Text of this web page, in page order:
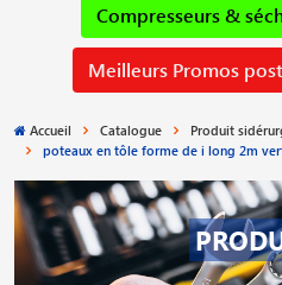
Compresseurs &
Meilleurs Promos
Accueil Catalogue
Produit
poteaux en tôle forme de i long 2m